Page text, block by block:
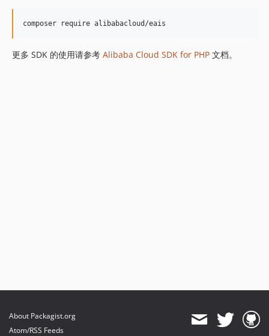
更多 SDK 的使用请参考 Alibaba Cloud SDK for PHP 文档。
About Packagist.org
Atom/RSS Feeds